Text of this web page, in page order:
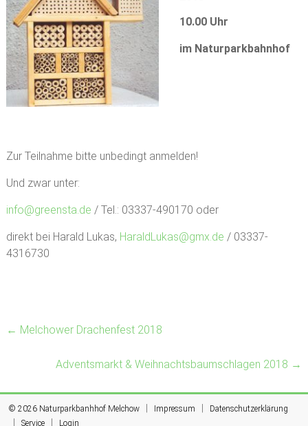
10.00 Uhr
im Naturparkbahnhof
Zur Teilnahme bitte unbedingt anmelden!
Und zwar unter:
info@greensta.de / Tel.: 03337-490170 oder
direkt bei Harald Lukas, HaraldLukas@gmx.de / 03337-
4316730
← Melchower Drachenfest 2018
Adventsmarkt & Weihnachtsbaumschlagen 2018 →
© 2026 Naturparkbanhhof Melchow Impressum Datenschutzerklärung
|Service Login